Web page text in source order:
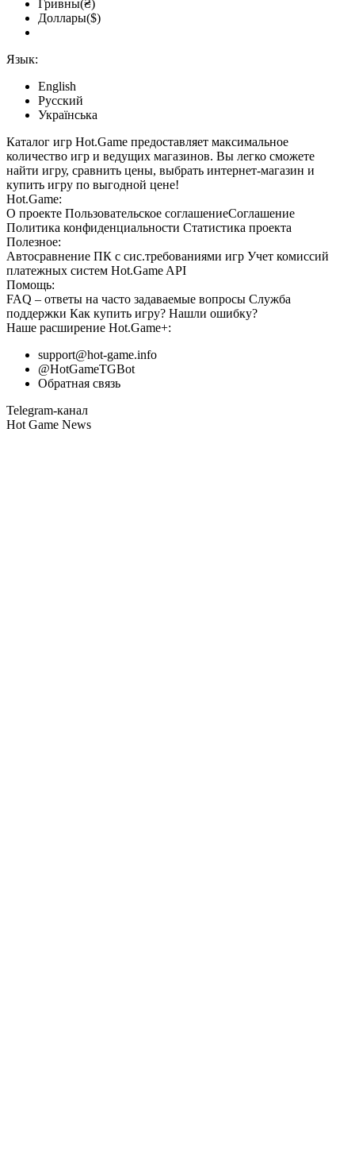
Гривны(₴)
Доллары($)
Язык:
English
Русский
Українська
Каталог игр Hot.Game предоставляет максимальное
количество игр и ведущих магазинов. Вы легко сможете
найти игру, сравнить цены, выбрать интернет-магазин и
купить игру по выгодной цене!
Hot.Game:
О проекте Пользовательское соглашениеСоглашение
Политика конфиденциальности Статистика проекта
Полезное:
Автосравнение ПК с сис.требованиями игр Учет комиссий
платежных систем Hot.Game API
Помощь:
FAQ – ответы на часто задаваемые вопросы Служба
поддержки Как купить игру? Нашли ошибку?
Наше расширение Hot.Game+:
support@hot-game.info
@HotGameTGBot
Обратная связь
Telegram-канал
Hot Game News